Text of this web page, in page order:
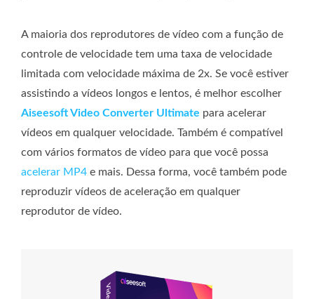
A maioria dos reprodutores de vídeo com a função de
controle de velocidade tem uma taxa de velocidade
limitada com velocidade máxima de 2x. Se você estiver
assistindo a vídeos longos e lentos, é melhor escolher
Aiseesoft Video Converter Ultimate para acelerar
vídeos em qualquer velocidade. Também é compatível
com vários formatos de vídeo para que você possa
acelerar MP4 e mais. Dessa forma, você também pode
reproduzir vídeos de aceleração em qualquer
reprodutor de vídeo.